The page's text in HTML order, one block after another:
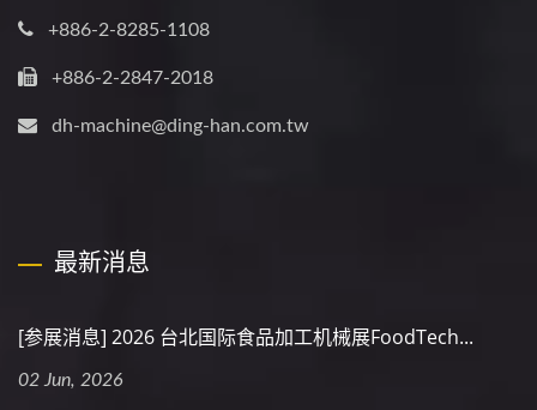
+886-2-8285-1108
+886-2-2847-2018
dh-machine@ding-han.com.tw
最新消息
[参展消息] 2026 台北国际食品加工机械展FoodTech...
02 Jun, 2026